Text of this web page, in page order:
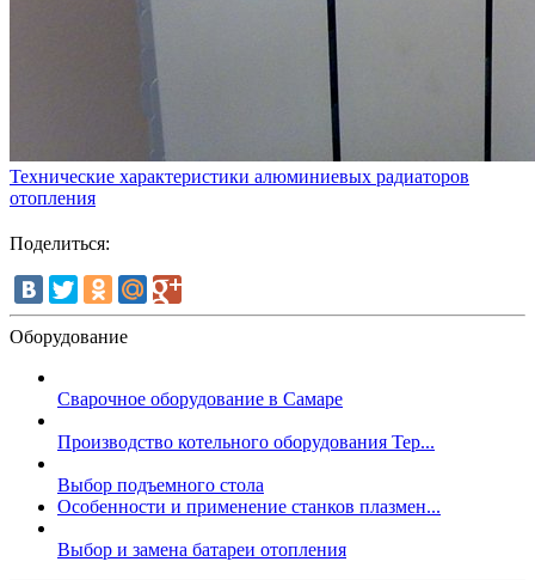
Технические характеристики алюминиевых радиаторов
отопления
Поделиться:
Оборудование
Сварочное оборудование в Самаре
Производство котельного оборудования Тер...
Выбор подъемного стола
Особенности и применение станков плазмен...
Выбор и замена батареи отопления